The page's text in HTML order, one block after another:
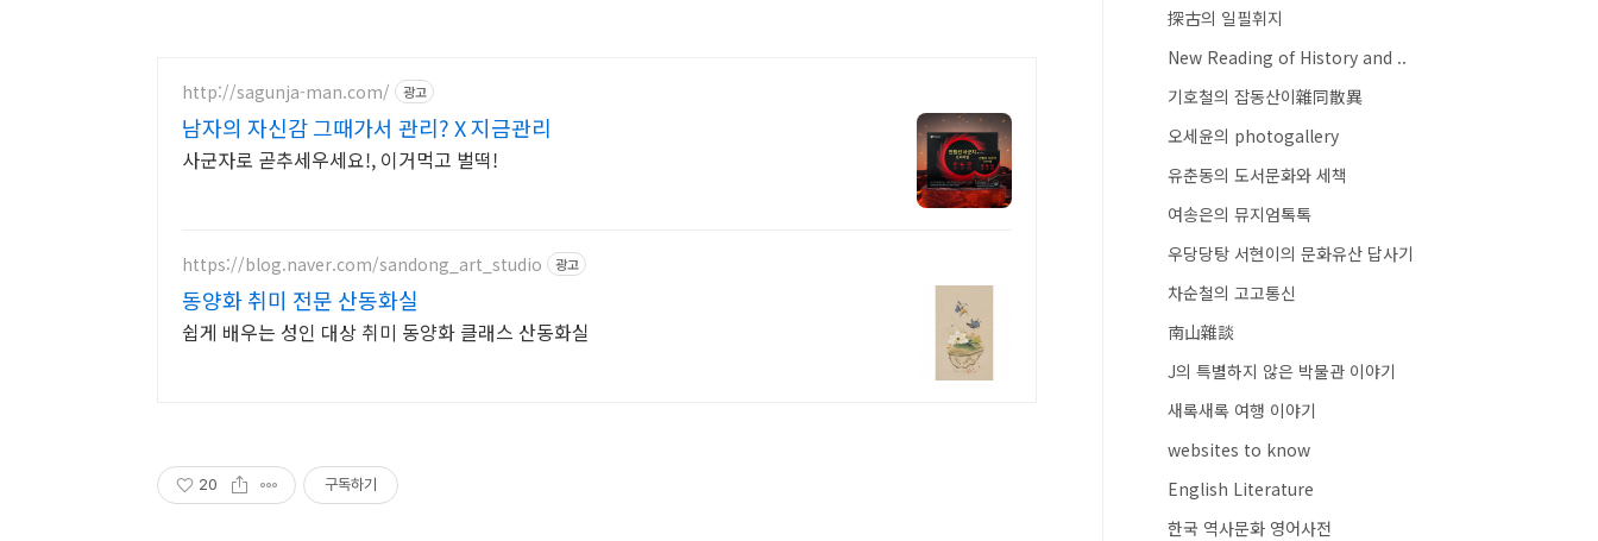
http://sagunja-man.com/ 광고
남자의 자신감 그때가서 관리? X 지금관리
사군자로 곧추세우세요!, 이거먹고 벌떡!
https://blog.naver.com/sandong_art_studio 광고
동양화 취미 전문 산동화실
쉽게 배우는 성인 대상 취미 동양화 클래스 산동화실
20 구독하기
探古의 일필휘지
New Reading of History and ..
기호철의 잡동산이雜同散異
오세윤의 photogallery
유춘동의 도서문화와 세책
여송은의 뮤지엄톡톡
우당당탕 서현이의 문화유산 답사기
차순철의 고고통신
南山雜談
J의 특별하지 않은 박물관 이야기
새록새록 여행 이야기
websites to know
English Literature
한국 역사문화 영어사전